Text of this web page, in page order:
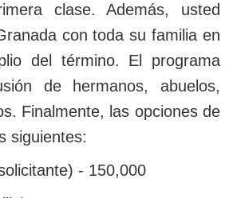
clase. Además, usted
con toda su familia en
del término. El programa
de hermanos, abuelos,
Finalmente, las opciones de
siguientes:
- 150,000